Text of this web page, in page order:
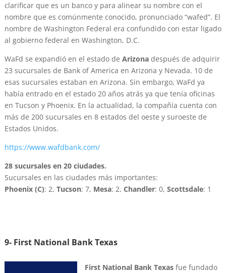
clarificar que es un banco y para alinear su nombre con el
nombre que es comúnmente conocido, pronunciado “wafed”. El
nombre de Washington Federal era confundido con estar ligado
al gobierno federal en Washington, D.C.
WaFd se expandió en el estado de Arizonadespués de adquirir
23 sucursales de Bank of America en Arizona y Nevada. 10 de
esas sucursales estaban en Arizona. Sin embargo, WaFd ya
había entrado en el estado 20 años atrás ya que tenía oficinas
en Tucson y Phoenix. En la actualidad, la compañía cuenta con
más de 200 sucursales en 8 estados del oeste y suroeste de
Estados Unidos.
https://www.wafdbank.com/
28 sucursales en 20 ciudades.
Sucursales en las ciudades más importantes:
Phoenix (C): 2, Tucson: 7, Mesa: 2, Chandler: 0, Scottsdale: 1
9- First National Bank Texas
First National Bank Texasfue fundado